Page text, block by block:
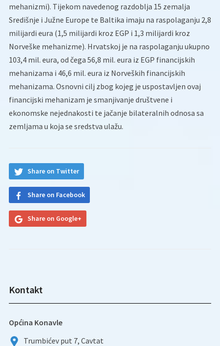
mehanizmi). Tijekom navedenog razdoblja 15 zemalja
Središnje i Južne Europe te Baltika imaju na raspolaganju 2,8
milijardi eura (1,5 milijardi kroz EGP i 1,3 milijardi kroz
Norveške mehanizme). Hrvatskoj je na raspolaganju ukupno
103,4 mil. eura, od čega 56,8 mil. eura iz EGP financijskih
mehanizama i 46,6 mil. eura iz Norveških financijskih
mehanizama. Osnovni cilj zbog kojeg je uspostavljen ovaj
financijski mehanizam je smanjivanje društvene i
ekonomske nejednakosti te jačanje bilateralnih odnosa sa
zemljama u koja se sredstva ulažu.
Share on Twitter
Share on Facebook
Share on Google+
Kontakt
Općina Konavle
Trumbićev put 7, Cavtat